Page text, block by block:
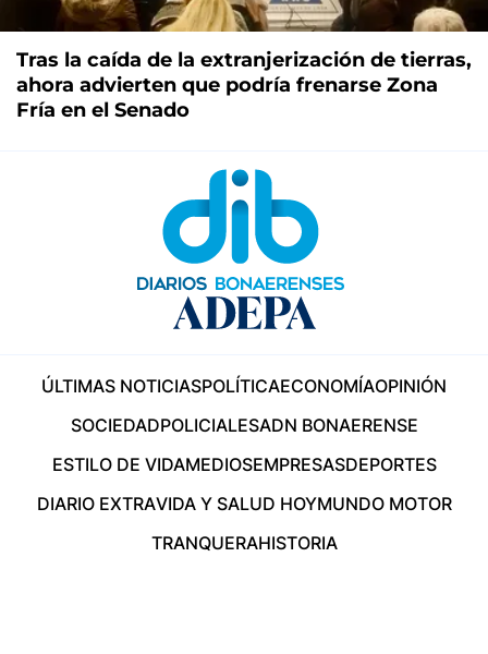
Tras la caída de la extranjerización de tierras,
ahora advierten que podría frenarse Zona
Fría en el Senado
ÚLTIMAS NOTICIASPOLÍTICAECONOMÍAOPINIÓN
SOCIEDADPOLICIALESADN BONAERENSE
ESTILO DE VIDAMEDIOSEMPRESASDEPORTES
DIARIO EXTRAVIDA Y SALUD HOYMUNDO MOTOR
TRANQUERAHISTORIA